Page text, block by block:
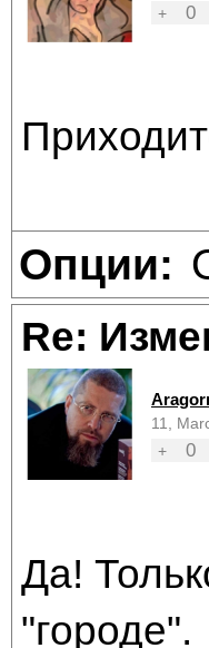
+
0
Опции:
Re:
11,
+
0
Да!
"городе".